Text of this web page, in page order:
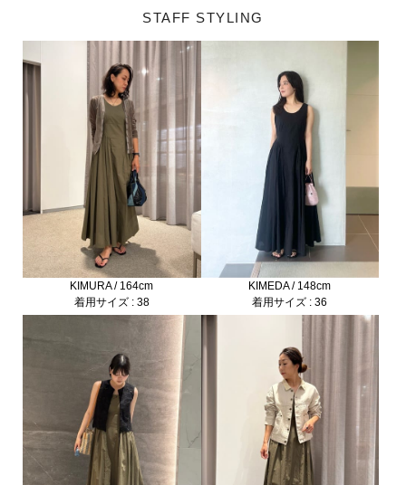
STAFF STYLING
KIMURA / 164cm
着用サイズ : 38
KIMEDA / 148cm
着用サイズ : 36